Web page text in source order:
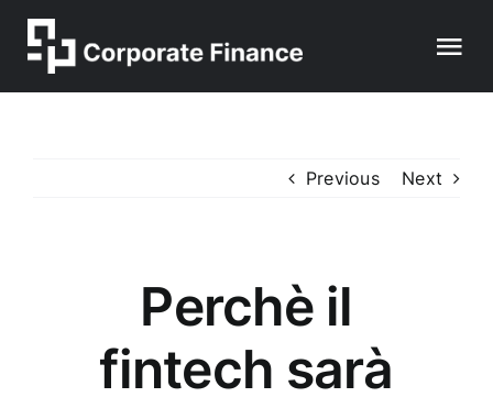
Skip
content
Previous Next
Perchè il
fintech sarà